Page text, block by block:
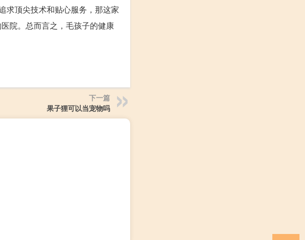
求顶尖技术和贴心服务，那这家
院。总而言之，毛孩子的健康
下一篇
果子狸可以当宠物吗